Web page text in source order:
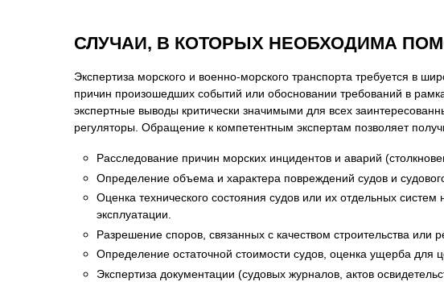
Экономическая экспертиза
СЛУЧАИ, В КОТОРЫХ НЕОБХОДИМА
Экспертиза морского и военно-морского транспорта требуется в
причин произошедших событий или обосновании требований в
экспертные выводы критически значимыми для всех
регуляторы. Обращение к компетентным экспертам позволяет
Расследование причин морских инцидентов и аварий
Определение объема и характера повреждений судов и
Оценка технического состояния судов или их отдельных
эксплуатации.
Разрешение споров, связанных с качеством строительства или
Определение остаточной стоимости судов, оценка ущерба
Экспертиза документации (судовых журналов, актов